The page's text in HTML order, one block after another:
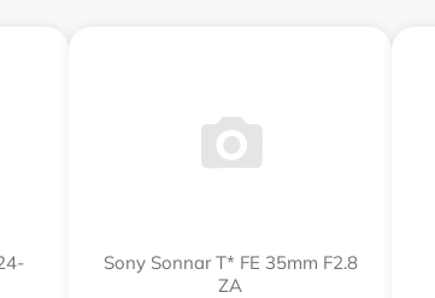
Sony Sonnar T* FE 35mm F2.8
ZA